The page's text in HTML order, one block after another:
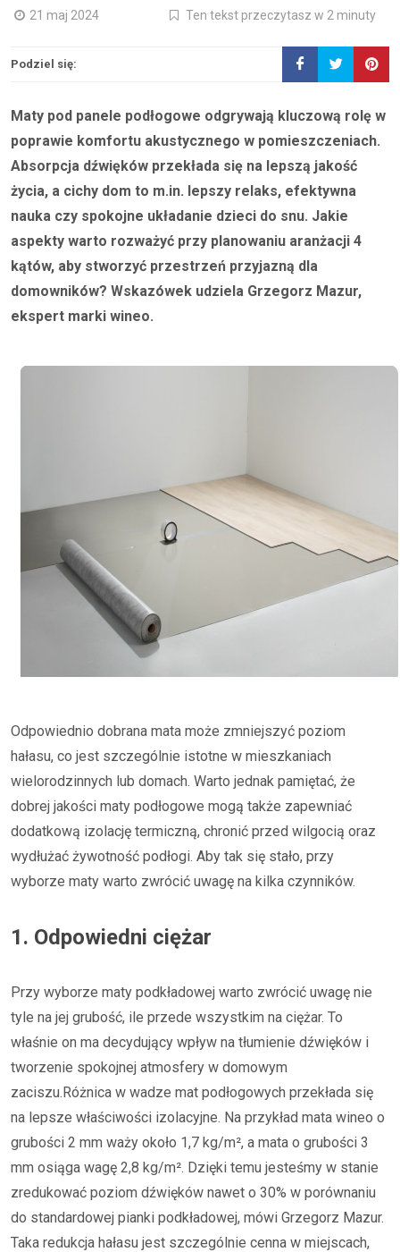
21 maj 2024 Ten tekst przeczytasz w 2 minuty
Podziel się:
Maty pod panele podłogowe odgrywają kluczową rolę w
poprawie komfortu akustycznego w pomieszczeniach.
Absorpcja dźwięków przekłada się na lepszą jakość
życia, a cichy dom to m.in. lepszy relaks, efektywna
nauka czy spokojne układanie dzieci do snu. Jakie
aspekty warto rozważyć przy planowaniu aranżacji 4
kątów, aby stworzyć przestrzeń przyjazną dla
domowników? Wskazówek udziela Grzegorz Mazur,
ekspert marki wineo.
Odpowiednio dobrana mata może zmniejszyć poziom
hałasu, co jest szczególnie istotne w mieszkaniach
wielorodzinnych lub domach. Warto jednak pamiętać, że
dobrej jakości maty podłogowe mogą także zapewniać
dodatkową izolację termiczną, chronić przed wilgocią oraz
wydłużać żywotność podłogi. Aby tak się stało, przy
wyborze maty warto zwrócić uwagę na kilka czynników.
1. Odpowiedni ciężar
Przy wyborze maty podkładowej warto zwrócić uwagę nie
tyle na jej grubość, ile przede wszystkim na ciężar. To
właśnie on ma decydujący wpływ na tłumienie dźwięków i
tworzenie spokojnej atmosfery w domowym
zaciszu.Różnica w wadze mat podłogowych przekłada się
na lepsze właściwości izolacyjne. Na przykład mata wineo o
grubości 2 mm waży około 1,7 kg/m², a mata o grubości 3
mm osiąga wagę 2,8 kg/m². Dzięki temu jesteśmy w stanie
zredukować poziom dźwięków nawet o 30% w porównaniu
do standardowej pianki podkładowej, mówi Grzegorz Mazur.
Taka redukcja hałasu jest szczególnie cenna w miejscach,